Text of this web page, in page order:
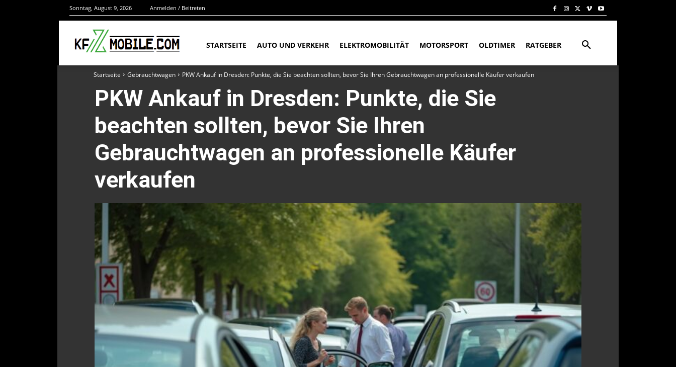
Sonntag, August 9, 2026 Anmelden / Beitreten
STARTSEITE AUTO UND VERKEHR ELEKTROMOBILITÄT MOTORSPORT OLDTIMER RATGEBER
Startseite Gebrauchtwagen PKW Ankauf in Dresden: Punkte, die Sie beachten sollten, bevor Sie Ihren Gebrauchtwagen an professionelle Käufer verkaufen
PKW Ankauf in Dresden: Punkte, die Sie
beachten sollten, bevor Sie Ihren
Gebrauchtwagen an professionelle Käufer
verkaufen